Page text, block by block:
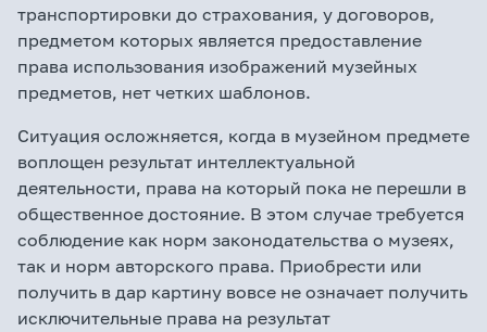
транспортировки до страхования, у договоров,
предметом которых является предоставление
права использования изображений музейных
предметов, нет четких шаблонов.
Ситуация осложняется, когда в музейном предмете
воплощен результат интеллектуальной
деятельности, права на который пока не перешли в
общественное достояние. В этом случае требуется
соблюдение как норм законодательства о музеях,
так и норм авторского права. Приобрести или
получить в дар картину вовсе не означает получить
исключительные права на результат